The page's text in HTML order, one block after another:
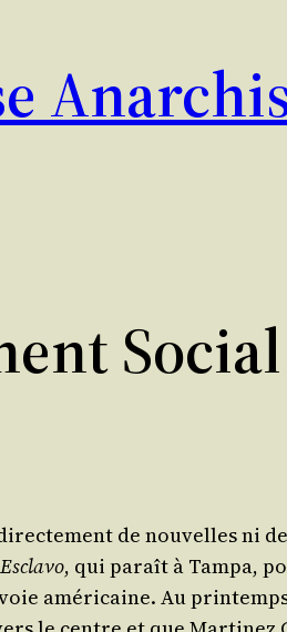
Social
de nou­velles ni
, qui paraît à Tam­pa,
amé­ri­caine. Au